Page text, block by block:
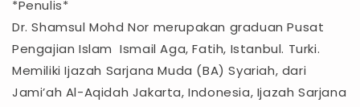
*Penulis*
Dr. Shamsul Mohd Nor merupakan graduan Pusat
Pengajian Islam Ismail Aga, Fatih, Istanbul. Turki.
Memiliki Ijazah Sarjana Muda (BA) Syariah, dari
Jami’ah Al-Aqidah Jakarta, Indonesia, Ijazah Sarjana